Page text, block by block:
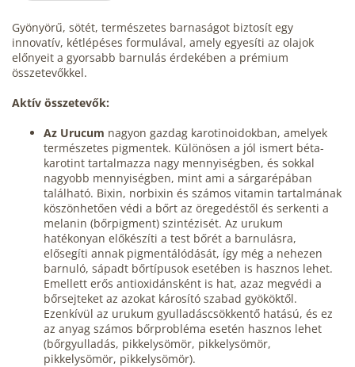
Gyönyörű, sötét, természetes barnaságot biztosít egy
innovatív, kétlépéses formulával, amely egyesíti az olajok
előnyeit a gyorsabb barnulás érdekében a prémium
összetevőkkel.
Aktív összetevők:
Az Urucum nagyon gazdag karotinoidokban, amelyek
természetes pigmentek. Különösen a jól ismert béta-
karotint tartalmazza nagy mennyiségben, és sokkal
nagyobb mennyiségben, mint ami a sárgarépában
található. Bixin, norbixin és számos vitamin tartalmának
köszönhetően védi a bőrt az öregedéstől és serkenti a
melanin (bőrpigment) szintézisét. Az urukum
hatékonyan előkészíti a test bőrét a barnulásra,
elősegíti annak pigmentálódását, így még a nehezen
barnuló, sápadt bőrtípusok esetében is hasznos lehet.
Emellett erős antioxidánsként is hat, azaz megvédi a
bőrsejteket az azokat károsító szabad gyököktől.
Ezenkívül az urukum gyulladáscsökkentő hatású, és ez
az anyag számos bőrprobléma esetén hasznos lehet
(bőrgyulladás, pikkelysömör, pikkelysömör,
pikkelysömör, pikkelysömör).